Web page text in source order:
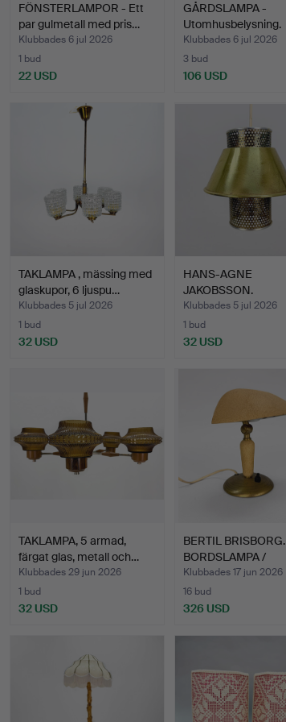
FÖNSTERLAMPOR - Ett
par gulmetall med pris…
Klubbades 6 jul 2026
1 bud
22 USD
GÅRDSLAMPA -
Utomhusbelysning.
Klubbades 6 jul 2026
3 bud
106 USD
TAKLAMPA , mässing med
glaskupor, 6 ljuspu…
Klubbades 5 jul 2026
1 bud
32 USD
HANS-AGNE
JAKOBSSON.
Fönsterlampa, T766.
Klubbades 5 jul 2026
1 bud
32 USD
TAKLAMPA, 5 armad,
färgat glas, metall och…
Klubbades 29 jun 2026
1 bud
32 USD
BERTIL BRISBORG.
BORDSLAMPA /
VÄGGLAMPA - …
Klubbades 17 jun 2026
16 bud
326 USD